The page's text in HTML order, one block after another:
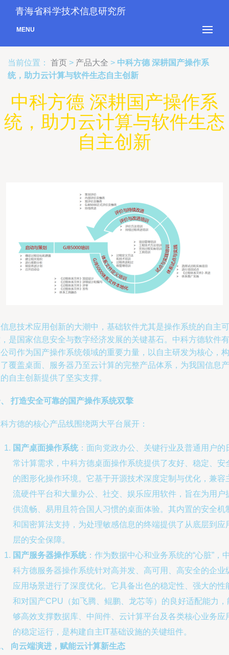
青海省科学技术信息研究所
MENU
当前位置： 首页 > 产品大全 > 中科方德 深耕国产操作系
统，助力云计算与软件生态自主创新
中科方德 深耕国产操作系
统，助力云计算与软件生态
自主创新
息技术应用创新的大潮中，基础软件尤其是操作系统的自主可
是国家信息安全与数字经济发展的关键基石。中科方德软件有
司作为国产操作系统领域的重要力量，以自主研发为核心，构
覆盖桌面、服务器乃至云计算的完整产品体系，为我国信息产
自主创新提供了坚实支撑。
打造安全可靠的国产操作系统双擎
方德的核心产品线围绕两大平台展开：
国产桌面操作系统：面向党政办公、关键行业及普通用户的
常计算需求，中科方德桌面操作系统提供了友好、稳定、安
的图形化操作环境。它基于开源技术深度定制与优化，兼容
流硬件平台和大量办公、社交、娱乐应用软件，旨在为用户
供流畅、易用且符合国人习惯的桌面体验。其内置的安全机
和国密算法支持，为处理敏感信息的终端提供了从底层到应
层的安全保障。
国产服务器操作系统：作为数据中心和业务系统的“心脏”，
科方德服务器操作系统针对高并发、高可用、高安全的企业
应用场景进行了深度优化。它具备出色的稳定性、强大的性
和对国产CPU（如飞腾、鲲鹏、龙芯等）的良好适配能力，
够高效支撑数据库、中间件、云计算平台及各类核心业务应
的稳定运行，是构建自主IT基础设施的关键组件。
向云端演进，赋能云计算新生态